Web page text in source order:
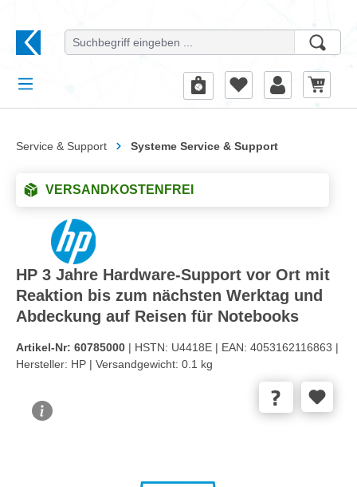
Service & Support Systeme Service & Support
VERSANDKOSTENFREI
HP 3 Jahre Hardware-Support vor Ort mit
Reaktion bis zum nächsten Werktag und
Abdeckung auf Reisen für Notebooks
Artikel-Nr: 60785000 | HSTN: U4418E | EAN: 4053162116863 |
Hersteller: HP | Versandgewicht: 0.1 kg